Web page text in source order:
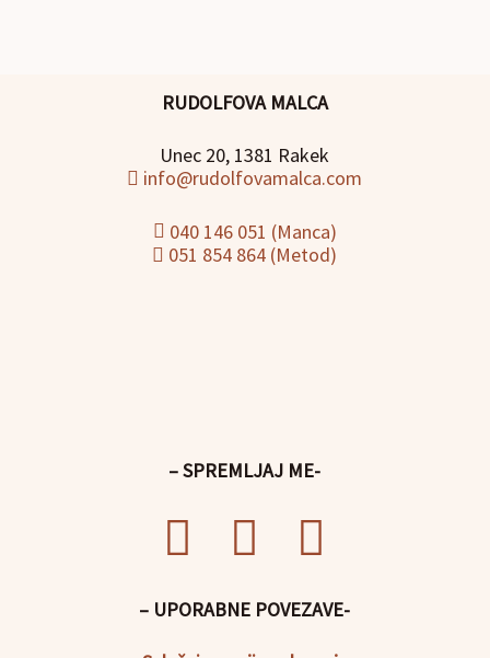
RUDOLFOVA MALCA
Unec 20, 1381 Rakek
info@rudolfovamalca.com
040 146 051 (Manca)
051 854 864 (Metod)
– SPREMLJAJ ME-
– UPORABNE POVEZAVE-